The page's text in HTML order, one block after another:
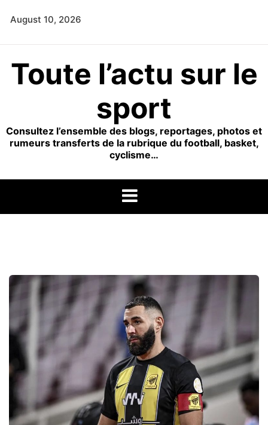
August 10, 2026
Toute l’actu sur le
sport
Consultez l’ensemble des blogs, reportages, photos et
rumeurs transferts de la rubrique du football, basket,
cyclisme…